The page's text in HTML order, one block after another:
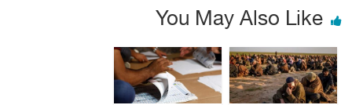
You May Also Like